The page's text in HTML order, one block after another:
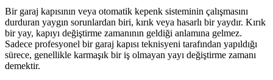
Bir garaj kapısının veya otomatik kepenk sisteminin çalışmasını
durduran yaygın sorunlardan biri, kırık veya hasarlı bir yaydır. Kırık
bir yay, kapıyı değiştirme zamanının geldiği anlamına gelmez.
Sadece profesyonel bir garaj kapısı teknisyeni tarafından yapıldığı
sürece, genellikle karmaşık bir iş olmayan yayı değiştirme zamanı
demektir.